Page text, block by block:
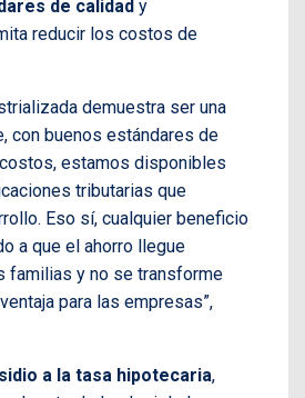
de calidad y
reducir los costos de
demuestra ser una
con buenos estándares de
estamos disponibles
tributarias que
Eso sí, cualquier beneficio
a que el ahorro llegue
familias y no se transforme
para las empresas”,
a la tasa hipotecaria,